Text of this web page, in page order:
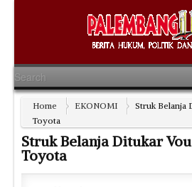
Home EKONOMI
Struk Belanja
Toyota
Struk Belanja Ditukar
Toyota